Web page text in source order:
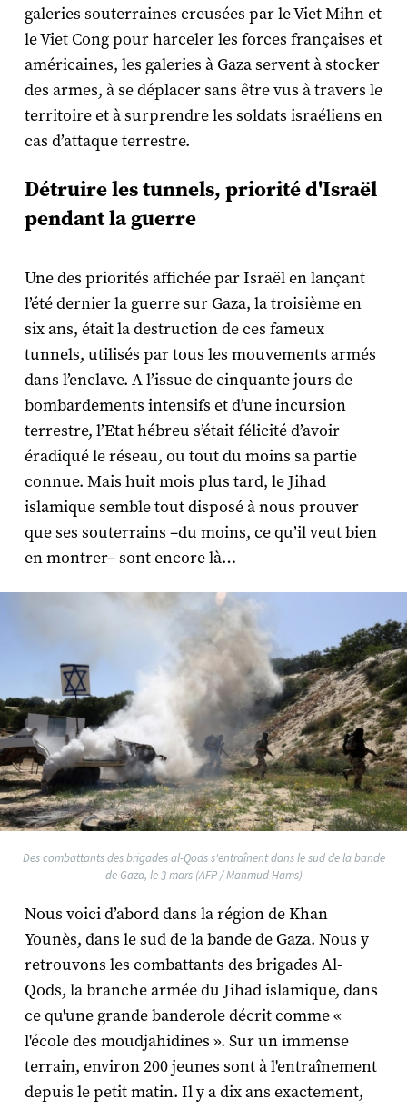
galeries souterraines creusées par le Viet Mihn et
le Viet Cong pour harceler les forces françaises et
américaines, les galeries à Gaza servent à stocker
des armes, à se déplacer sans être vus à travers le
territoire et à surprendre les soldats israéliens en
cas d’attaque terrestre.
Détruire les tunnels, priorité d'Israël
pendant la guerre
Une des priorités affichée par Israël en lançant
l’été dernier la guerre sur Gaza, la troisième en
six ans, était la destruction de ces fameux
tunnels, utilisés par tous les mouvements armés
dans l’enclave. A l’issue de cinquante jours de
bombardements intensifs et d’une incursion
terrestre, l’Etat hébreu s’était félicité d’avoir
éradiqué le réseau, ou tout du moins sa partie
connue. Mais huit mois plus tard, le Jihad
islamique semble tout disposé à nous prouver
que ses souterrains –du moins, ce qu’il veut bien
en montrer– sont encore là…
Des combattants des brigades al-Qods s'entraînent dans le sud de la bande
de Gaza, le 3 mars (AFP / Mahmud Hams)
Nous voici d’abord dans la région de Khan
Younès, dans le sud de la bande de Gaza. Nous y
retrouvons les combattants des brigades Al-
Qods, la branche armée du Jihad islamique, dans
ce qu'une grande banderole décrit comme «
l'école des moudjahidines ». Sur un immense
terrain, environ 200 jeunes sont à l'entraînement
depuis le petit matin. Il y a dix ans exactement,